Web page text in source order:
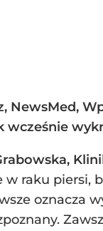
NewsMed,
wcześnie
w raku piersi,
oznacza